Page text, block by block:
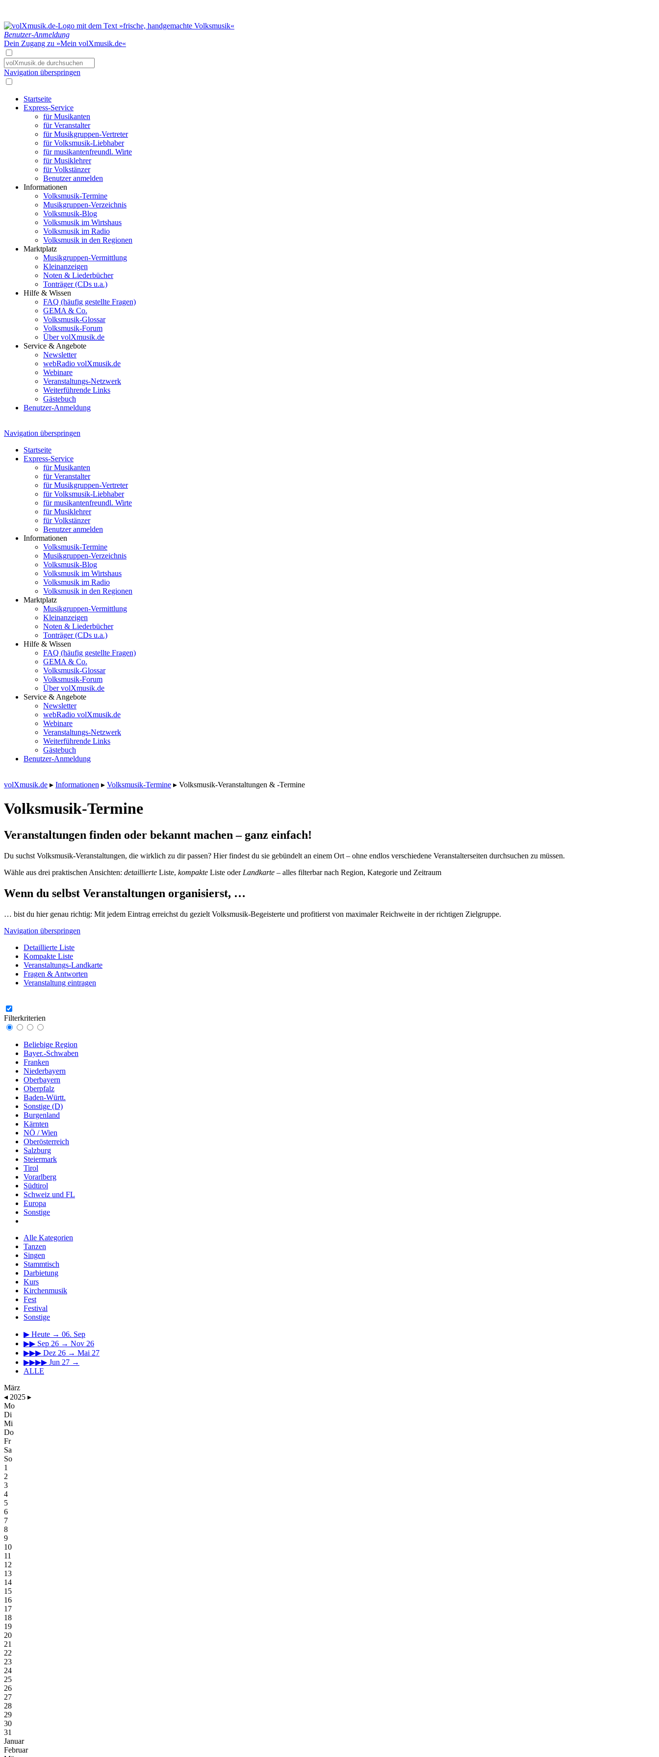
Benutzer-Anmeldung
Dein Zugang zu »Mein volXmusik.de«
Navigation überspringen
Startseite
Express-Service
für Musikanten
für Veranstalter
für Musikgruppen-Vertreter
für Volksmusik-Liebhaber
für musikantenfreundl. Wirte
für Musiklehrer
für Volkstänzer
Benutzer anmelden
Informationen
Volksmusik-Termine
Musikgruppen-Verzeichnis
Volksmusik-Blog
Volksmusik im Wirtshaus
Volksmusik im Radio
Volksmusik in den Regionen
Marktplatz
Musikgruppen-Vermittlung
Kleinanzeigen
Noten & Liederbücher
Tonträger (CDs u.a.)
Hilfe & Wissen
FAQ (häufig gestellte Fragen)
GEMA & Co.
Volksmusik-Glossar
Volksmusik-Forum
Über volXmusik.de
Service & Angebote
Newsletter
webRadio volXmusik.de
Webinare
Veranstaltungs-Netzwerk
Weiterführende Links
Gästebuch
Benutzer-Anmeldung
Navigation überspringen
Startseite
Express-Service
für Musikanten
für Veranstalter
für Musikgruppen-Vertreter
für Volksmusik-Liebhaber
für musikantenfreundl. Wirte
für Musiklehrer
für Volkstänzer
Benutzer anmelden
Informationen
Volksmusik-Termine
Musikgruppen-Verzeichnis
Volksmusik-Blog
Volksmusik im Wirtshaus
Volksmusik im Radio
Volksmusik in den Regionen
Marktplatz
Musikgruppen-Vermittlung
Kleinanzeigen
Noten & Liederbücher
Tonträger (CDs u.a.)
Hilfe & Wissen
FAQ (häufig gestellte Fragen)
GEMA & Co.
Volksmusik-Glossar
Volksmusik-Forum
Über volXmusik.de
Service & Angebote
Newsletter
webRadio volXmusik.de
Webinare
Veranstaltungs-Netzwerk
Weiterführende Links
Gästebuch
Benutzer-Anmeldung
volXmusik.de ▸ Informationen ▸ Volksmusik-Termine ▸ Volksmusik-Veranstaltungen & -Termine
Volksmusik-Termine
Veranstaltungen finden oder bekannt machen – ganz einfach!
Du suchst Volksmusik-Veranstaltungen, die wirklich zu dir passen? Hier findest du sie gebündelt an einem Ort – ohne endlos verschiedene Veranstalterseiten durchsuchen zu müssen.
Wähle aus drei praktischen Ansichten: detaillierte Liste, kompakte Liste oder Landkarte – alles filterbar nach Region, Kategorie und Zeitraum
Wenn du selbst Veranstaltungen organisierst, …
… bist du hier genau richtig: Mit jedem Eintrag erreichst du gezielt Volksmusik-Begeisterte und profitierst von maximaler Reichweite in der richtigen Zielgruppe.
Navigation überspringen
Detaillierte Liste
Kompakte Liste
Veranstaltungs-Landkarte
Fragen & Antworten
Veranstaltung eintragen
Filterkriterien
Beliebige Region
Bayer.-Schwaben
Franken
Niederbayern
Oberbayern
Oberpfalz
Baden-Württ.
Sonstige (D)
Burgenland
Kärnten
NÖ / Wien
Oberösterreich
Salzburg
Steiermark
Tirol
Vorarlberg
Südtirol
Schweiz und FL
Europa
Sonstige
Alle Kategorien
Tanzen
Singen
Stammtisch
Darbietung
Kurs
Kirchenmusik
Fest
Festival
Sonstige
▶ Heute → 06. Sep
▶▶ Sep 26 → Nov 26
▶▶▶ Dez 26 → Mai 27
▶▶▶▶ Jun 27 →
ALLE
März
◂ 2025 ▸
Mo
Di
Mi
Do
Fr
Sa
So
1
2
3
4
5
6
7
8
9
10
11
12
13
14
15
16
17
18
19
20
21
22
23
24
25
26
27
28
29
30
31
Januar
Februar